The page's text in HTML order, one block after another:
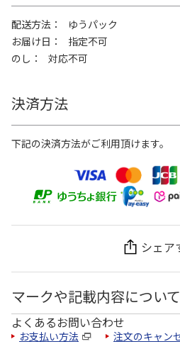
配送方法
ゆうパック
お届け日
指定不可
のし
対応不可
決済方法
下記の決済方法がご利用頂けます。
シェア
マークや記載内容について
よくあるお問い合わせ
お支払い方法 注文のキャン